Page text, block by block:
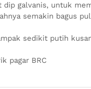
galvanis, untuk
semakin bagus
sedikit putih
pagar BRC